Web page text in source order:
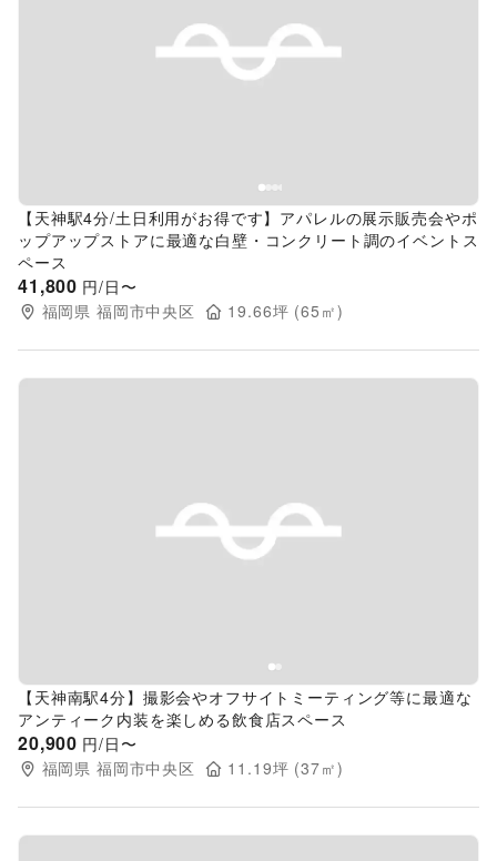
Previous slide
【天神駅4分/土日利用がお得です】アパレルの展示販売会やポ
ップアップストアに最適な白壁・コンクリート調のイベントス
ペース
41,800 円/日〜
福岡県 福岡市中央区 19.66坪 (65 ㎡)
Previous slide
【天神南駅4分】撮影会やオフサイトミーティング等に最適な
アンティーク内装を楽しめる飲食店スペース
20,900 円/日〜
福岡県 福岡市中央区 11.19坪 (37㎡)